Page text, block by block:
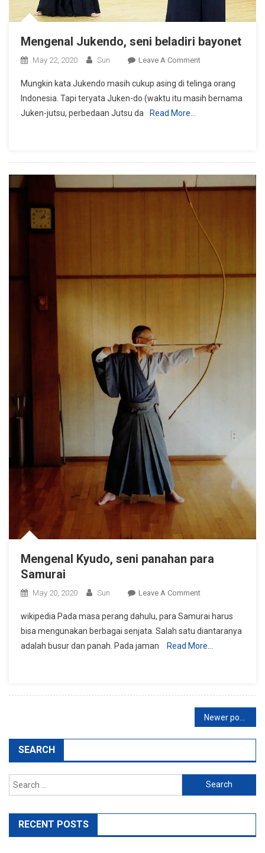
Mengenal Jukendo, seni beladiri bayonet
May 22, 2020 Sun Leave A CommentOn
Jukendo,
Seni
Mungkin kata Jukendo masih cukup asing di telinga orang
Indonesia. Tapi teryata Juken-do (waktu itu masih bernama
Juken-jutsu, perbedaan Jutsu da
Read More…
Mengenal Kyudo, seni panahan para
Samurai
May 20, 2020 Sun Leave A CommentOn
Kyudo,
Seni
Panahan
wikipedia Pada masa perang dahulu, para Samurai harus
bisa mengunakan berbagai senjata. Salah satu diantaranya
adalah busur dan panah. Pada jaman
Read More…
navigation
SEARCH
Search
for:
RECENT POSTS